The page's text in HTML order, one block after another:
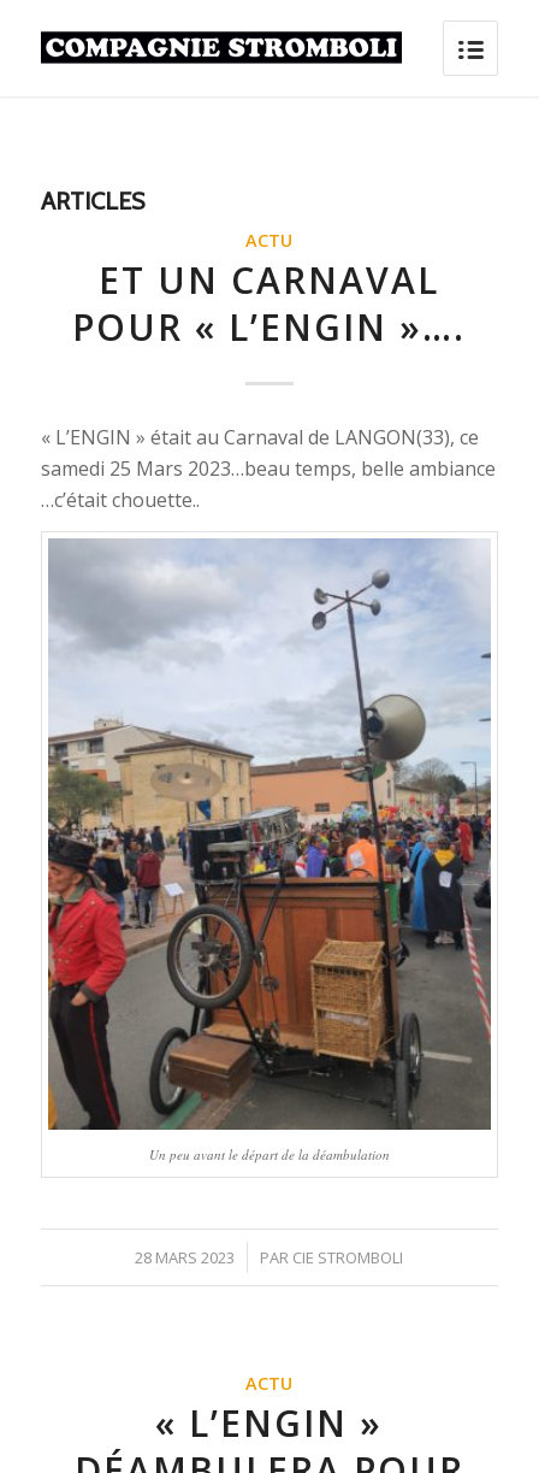
ARTICLES
ACTU
ET UN CARNAVAL
POUR « L’ENGIN »….
« L’ENGIN » était au Carnaval de LANGON(33), ce
samedi 25 Mars 2023…beau temps, belle ambiance
…c’était chouette..
Un peu avant le départ de la déambulation
28 MARS 2023
/ PAR CIE STROMBOLI
ACTU
« L’ENGIN »